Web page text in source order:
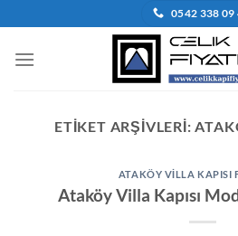
atla
0542 338 09
ETIKET ARŞIVLERI:
ATAKÖY VILLA KAPISI
Ataköy Villa Kapısı